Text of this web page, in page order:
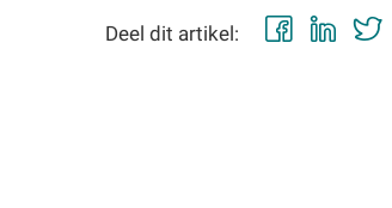
Deel dit artikel: